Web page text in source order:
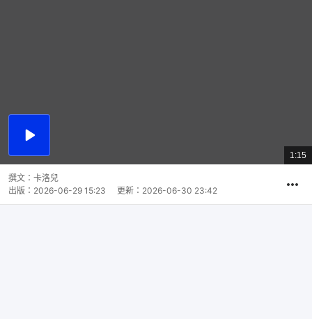
播
總
共
1:15
撰文： 卡洛兒
出版： 2026-06-29 15:23 更新： 2026-06-30 23:42